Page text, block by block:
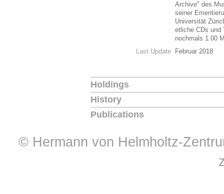
Archive" des
seiner
Universität
etliche CDs und
nochmals 1.00
Last Update
Februar 2018
Holdings
History
Publications
© Hermann von Helmholtz-